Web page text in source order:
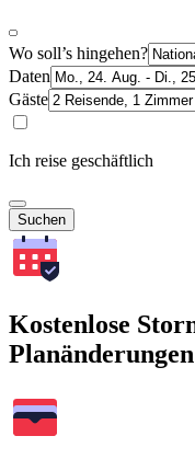
Wo soll’s hingehen?
Daten
Gäste
Ich reise geschäftlich
Suchen
Kostenlose
Planänderungen